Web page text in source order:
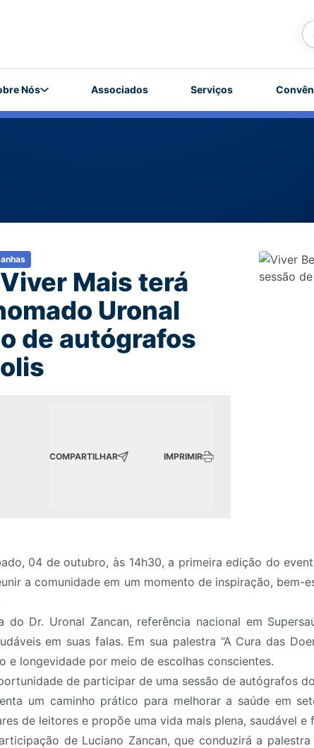
Nós Associados Serviços
Mais terá
Uronal
de autógrafos
COMPARTILHAR IMPRIMIR
04 de outubro, às 14h30, a primeira edição do
a comunidade em um momento de inspiração,
do Dr. Uronal Zancan, referência nacional em
em suas falas. Em sua palestra “A Cura das
e longevidade por meio de escolhas conscientes.
de participar de uma sessão de autógrafos
um caminho prático para melhorar a saúde em
de leitores e propõe uma vida mais plena, saudável e
de Luciano Zancan, que conduzirá a